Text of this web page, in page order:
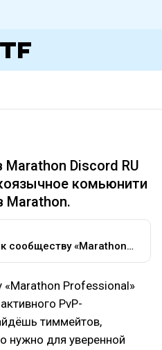
Discord RU
комьюнити
Marathon.
Присоединяйтесь к сообществу «Marathon Professional» на сервере Discord!
«Marathon Professional»
PvP-
тиммейтов,
нужно для уверенной